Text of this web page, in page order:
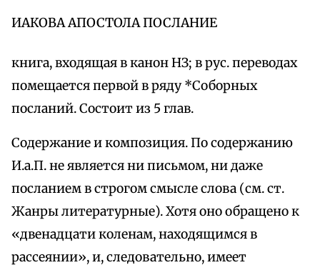
ИАКОВА АПОСТОЛА ПОСЛАНИЕ
книга, входящая в канон НЗ; в рус. переводах
помещается первой в ряду *Соборных
посланий. Состоит из 5 глав.
Содержание и композиция. По содержанию
И.а.П. не является ни письмом, ни даже
посланием в строгом смысле слова (см. ст.
Жанры литературные). Хотя оно обращено к
«двенадцати коленам, находящимся в
рассеянии», и, следовательно, имеет